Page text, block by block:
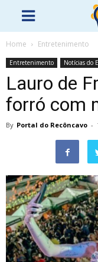
Home Entretenimento
Entretenimento Notícias do
Lauro de
forró com
By Portal do Recôncavo -